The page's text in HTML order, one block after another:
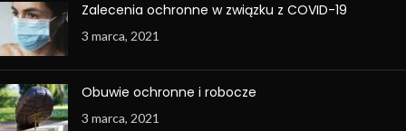
Zalecenia ochronne w związku z COVID-19
3 marca, 2021
Obuwie ochronne i robocze
3 marca, 2021